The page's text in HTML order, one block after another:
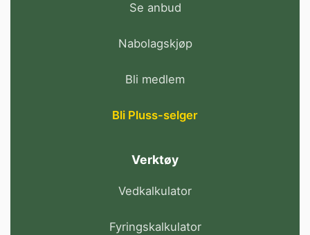
Se anbud
Nabolagskjøp
Bli medlem
Bli Pluss-selger
Verktøy
Vedkalkulator
Fyringskalkulator